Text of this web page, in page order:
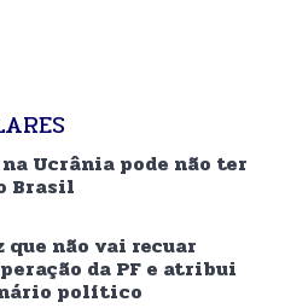
Ucrânia pode não ter
Brasil
que não vai recuar
da PF e atribui
político